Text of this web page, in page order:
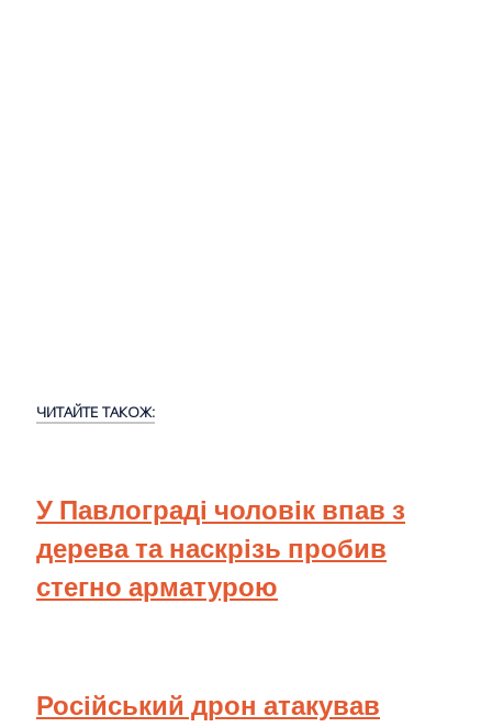
ЧИТАЙТЕ ТАКОЖ:
У Павлограді чоловік впав з
дерева та наскрізь пробив
стегно арматурою
Російський дрон атакував